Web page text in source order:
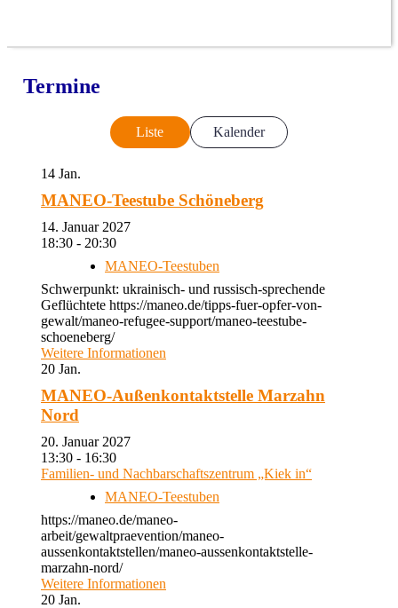
Termine
Liste Kalender
14 Jan.
MANEO-Teestube Schöneberg
14. Januar 2027
18:30 - 20:30
MANEO-Teestuben
Schwerpunkt: ukrainisch- und russisch-sprechende
Geflüchtete https://maneo.de/tipps-fuer-opfer-von-
gewalt/maneo-refugee-support/maneo-teestube-
schoeneberg/
Weitere Informationen
20 Jan.
MANEO-Außenkontaktstelle Marzahn
Nord
20. Januar 2027
13:30 - 16:30
Familien- und Nachbarschaftszentrum „Kiek in“
MANEO-Teestuben
https://maneo.de/maneo-
arbeit/gewaltpraevention/maneo-
aussenkontaktstellen/maneo-aussenkontaktstelle-
marzahn-nord/
Weitere Informationen
20 Jan.